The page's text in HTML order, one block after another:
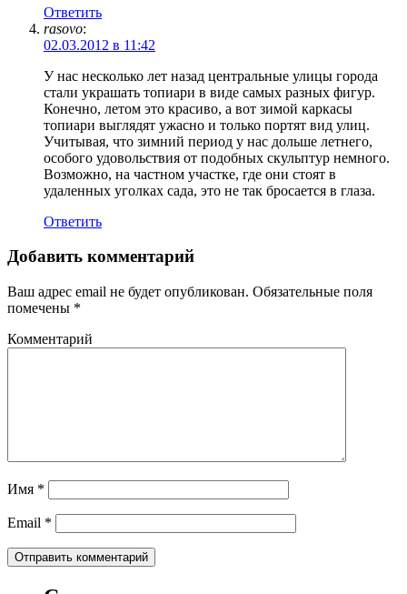
Ответить
rasovo:
02.03.2012 в 11:42
У нас несколько лет назад центральные улицы города
стали украшать топиари в виде самых разных фигур.
Конечно, летом это красиво, а вот зимой каркасы
топиари выглядят ужасно и только портят вид улиц.
Учитывая, что зимний период у нас дольше летнего,
особого удовольствия от подобных скульптур немного.
Возможно, на частном участке, где они стоят в
удаленных уголках сада, это не так бросается в глаза.
Ответить
Добавить комментарий
Ваш адрес email не будет опубликован. Обязательные поля
помечены *
Комментарий
Имя *
Email *